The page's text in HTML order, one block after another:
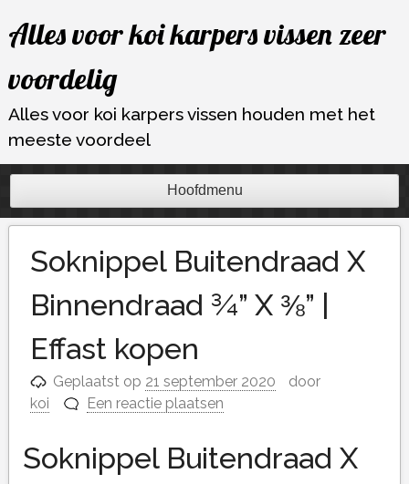
naar
inhoud
Alles voor koi karpers vissen zeer
voordelig
Alles voor koi karpers vissen houden met het
meeste voordeel
Hoofdmenu
Soknippel Buitendraad X
Binnendraad ¾” X ⅜” |
Effast kopen
Geplaatst op 21 september 2020
door
koi
Een reactie plaatsen
Soknippel Buitendraad X